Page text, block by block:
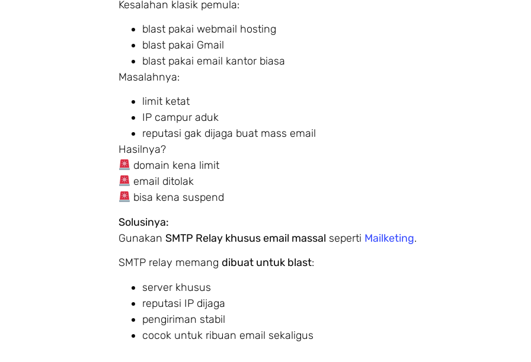
Kesalahan klasik pemula:
blast pakai webmail hosting
blast pakai Gmail
blast pakai email kantor biasa
Masalahnya:
limit ketat
IP campur aduk
reputasi gak dijaga buat mass email
Hasilnya?
domain kena limit
email ditolak
bisa kena suspend
Solusinya:
Gunakan SMTP Relay khusus email massal seperti Mailketing.
SMTP relay memang dibuat untuk blast:
server khusus
reputasi IP dijaga
pengiriman stabil
cocok untuk ribuan email sekaligus